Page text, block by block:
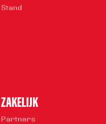
Stand
ZAKELIJK
Partners